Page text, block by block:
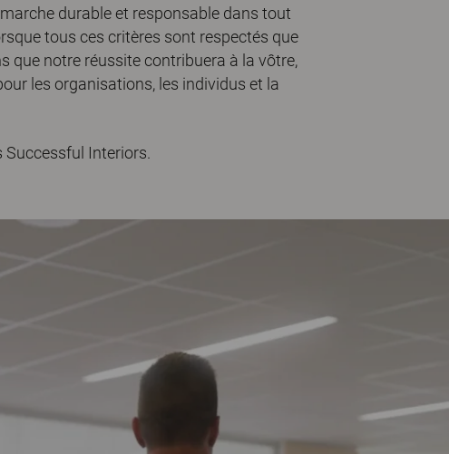
durable et responsable dans tout
tous ces critères sont respectés que
que notre réussite contribuera à la vôtre,
les organisations, les individus et la
Successful Interiors.